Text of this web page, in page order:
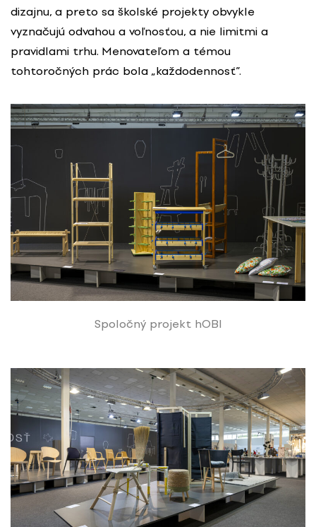
dizajnu, a preto sa školské projekty obvykle
vyznačujú odvahou a voľnosťou, a nie limitmi a
pravidlami trhu. Menovateľom a témou
tohtoročných prác bola „každodennosť”.
Spoločný projekt hOBI